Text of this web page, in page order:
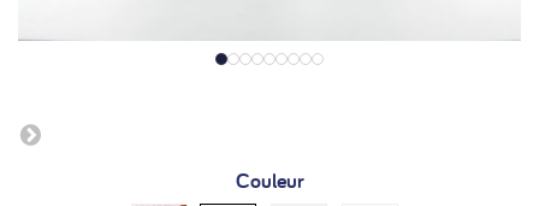
Couleur